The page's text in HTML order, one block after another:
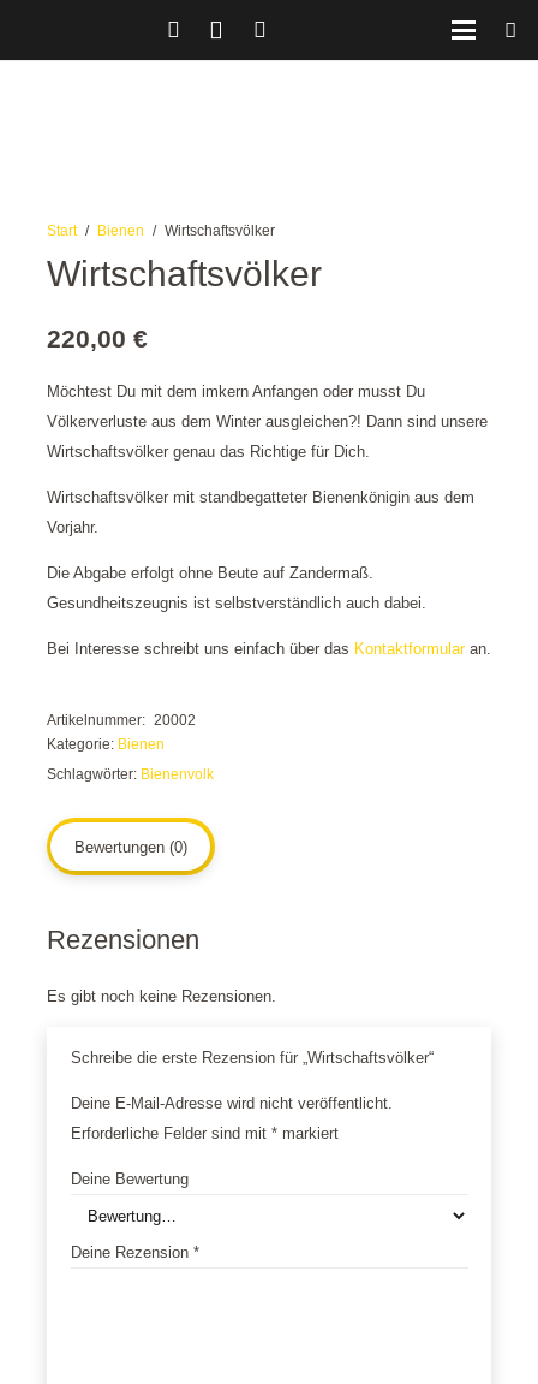
Start / Bienen / Wirtschaftsvölker
Wirtschaftsvölker
220,00 €
Möchtest Du mit dem imkern Anfangen oder musst Du
Völkerverluste aus dem Winter ausgleichen?! Dann sind unsere
Wirtschaftsvölker genau das Richtige für Dich.
Wirtschaftsvölker mit standbegatteter Bienenkönigin aus dem
Vorjahr.
Die Abgabe erfolgt ohne Beute auf Zandermaß.
Gesundheitszeugnis ist selbstverständlich auch dabei.
Bei Interesse schreibt uns einfach über das Kontaktformularan.
Artikelnummer: 20002
Kategorie: Bienen
Schlagwörter: Bienenvolk
Bewertungen (0)
Rezensionen
Es gibt noch keine Rezensionen.
Schreibe die erste Rezension für „Wirtschaftsvölker“
Deine E-Mail-Adresse wird nicht veröffentlicht.
Erforderliche Felder sind mit *markiert
Deine Bewertung
Deine Rezension *